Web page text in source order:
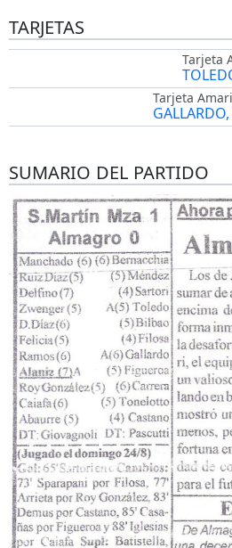
TARJETAS
Tarjeta
Tarjeta
SUMARIO DEL PARTIDO